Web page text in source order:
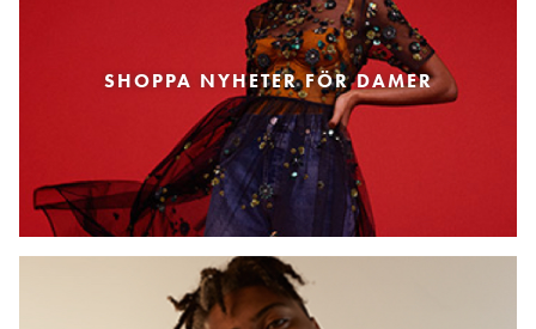
SHOPPA NYHETER FÖR DAMER